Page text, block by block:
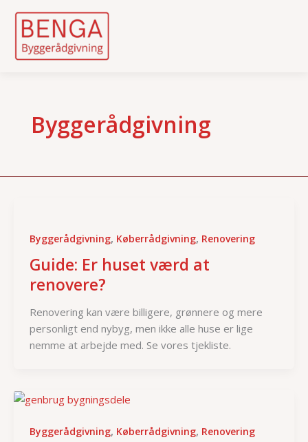
Skip
Byggerådgivning
Byggerådgivning, Køberrådgivning, Renovering
Guide: Er huset værd at
renovere?
Renovering kan være billigere, grønnere og mere
personligt end nybyg, men ikke alle huse er lige
nemme at arbejde med. Se vores tjekliste.
Byggerådgivning, Køberrådgivning, Renovering